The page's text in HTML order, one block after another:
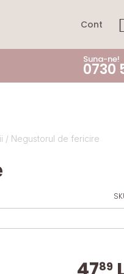
Cont
Suna-ne!
0730
/ Negustorul de fericire
89